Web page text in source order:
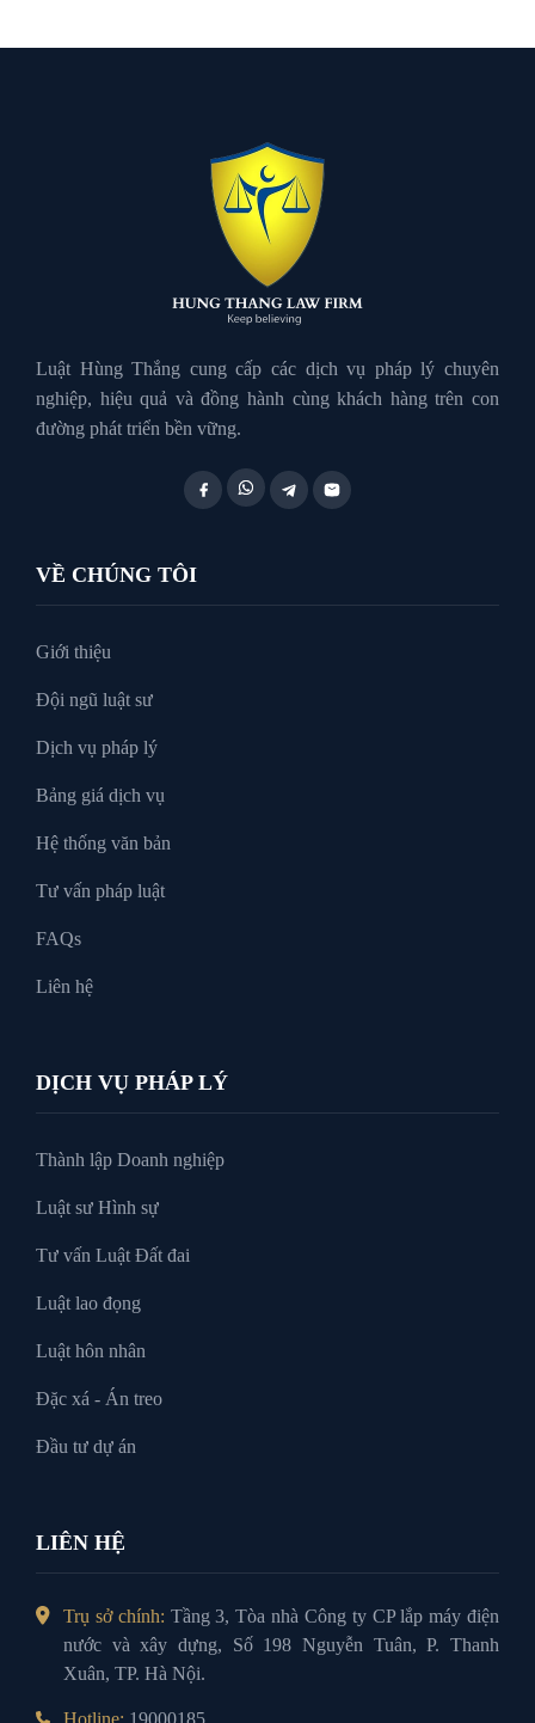
Luật Giao Thông
Luật Hành Chính
Luật Hôn Nhân Gia Đình
Xin tại ngoại
Luật Hùng Thắng cung cấp các dịch vụ pháp lý chuyên
nghiệp, hiệu quả và đồng hành cùng khách hàng trên con
đường phát triển bền vững.
VỀ CHÚNG TÔI
Giới thiệu
Đội ngũ luật sư
Dịch vụ pháp lý
Bảng giá dịch vụ
Hệ thống văn bản
Tư vấn pháp luật
FAQs
Liên hệ
DỊCH VỤ PHÁP LÝ
Thành lập Doanh nghiệp
Luật sư Hình sự
Tư vấn Luật Đất đai
Luật lao đọng
Luật hôn nhân
Đặc xá - Án treo
Đầu tư dự án
LIÊN HỆ
Trụ sở chính: Tầng 3, Tòa nhà Công ty CP lắp máy điện
nước và xây dựng, Số 198 Nguyễn Tuân, P. Thanh
Xuân, TP. Hà Nội.